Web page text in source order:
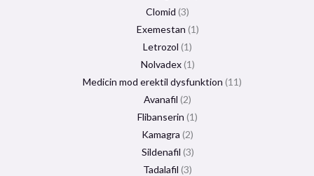
Clomid 3
Exemestan 1
Letrozol 1
Nolvadex 1
Medicin mod erektil dysfunktion 11
Avanafil 2
Flibanserin 1
Kamagra 2
Sildenafil 3
Tadalafil 3